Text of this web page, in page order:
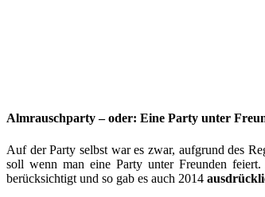
Almrauschparty – oder: Eine Party unter
Auf der Party selbst war es zwar, aufgrund des
soll wenn man eine Party unter Freunden
berücksichtigt und so gab es auch 2014